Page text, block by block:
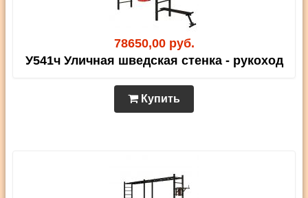
78650,00 руб.
У541ч Уличная шведская стенка - рукоход
Купить